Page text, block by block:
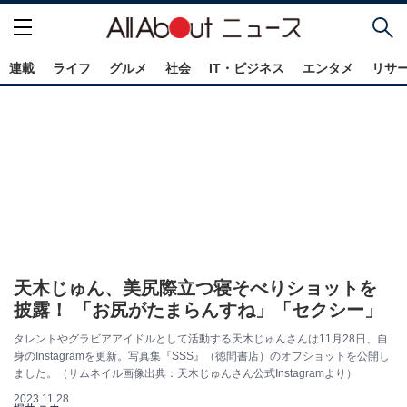
連載 ライフ グルメ 社会 IT・ビジネス エンタメ リサ
天木じゅん、美尻際立つ寝そべりショットを
披露！ 「お尻がたまらんすね」「セクシー」
タレントやグラビアアイドルとして活動する天木じゅんさんは11月28日、自
身のInstagramを更新。写真集『SSS』（徳間書店）のオフショットを公開し
ました。（サムネイル画像出典：天木じゅんさん公式Instagramより）
2023.11.28